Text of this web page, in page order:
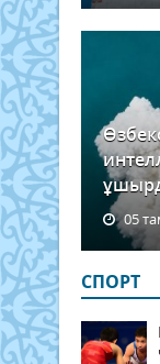
05
СПОРТ